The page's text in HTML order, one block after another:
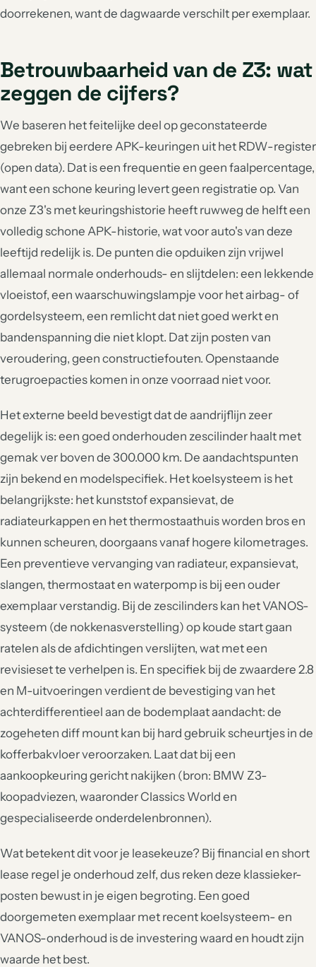
doorrekenen, want de dagwaarde verschilt per exemplaar.
Betrouwbaarheid van de Z3: wat
zeggen de cijfers?
We baseren het feitelijke deel op geconstateerde
gebreken bij eerdere APK-keuringen uit het RDW-register
(open data). Dat is een frequentie en geen faalpercentage,
want een schone keuring levert geen registratie op. Van
onze Z3's met keuringshistorie heeft ruwweg de helft een
volledig schone APK-historie, wat voor auto's van deze
leeftijd redelijk is. De punten die opduiken zijn vrijwel
allemaal normale onderhouds- en slijtdelen: een lekkende
vloeistof, een waarschuwingslampje voor het airbag- of
gordelsysteem, een remlicht dat niet goed werkt en
bandenspanning die niet klopt. Dat zijn posten van
veroudering, geen constructiefouten. Openstaande
terugroepacties komen in onze voorraad niet voor.
Het externe beeld bevestigt dat de aandrijflijn zeer
degelijk is: een goed onderhouden zescilinder haalt met
gemak ver boven de 300.000 km. De aandachtspunten
zijn bekend en modelspecifiek. Het koelsysteem is het
belangrijkste: het kunststof expansievat, de
radiateurkappen en het thermostaathuis worden bros en
kunnen scheuren, doorgaans vanaf hogere kilometrages.
Een preventieve vervanging van radiateur, expansievat,
slangen, thermostaat en waterpomp is bij een ouder
exemplaar verstandig. Bij de zescilinders kan het VANOS-
systeem (de nokkenasverstelling) op koude start gaan
ratelen als de afdichtingen verslijten, wat met een
revisieset te verhelpen is. En specifiek bij de zwaardere 2.8
en M-uitvoeringen verdient de bevestiging van het
achterdifferentieel aan de bodemplaat aandacht: de
zogeheten diff mount kan bij hard gebruik scheurtjes in de
kofferbakvloer veroorzaken. Laat dat bij een
aankoopkeuring gericht nakijken (bron: BMW Z3-
koopadviezen, waaronder Classics World en
gespecialiseerde onderdelenbronnen).
Wat betekent dit voor je leasekeuze? Bij financial en short
lease regel je onderhoud zelf, dus reken deze klassieker-
posten bewust in je eigen begroting. Een goed
doorgemeten exemplaar met recent koelsysteem- en
VANOS-onderhoud is de investering waard en houdt zijn
waarde het best.